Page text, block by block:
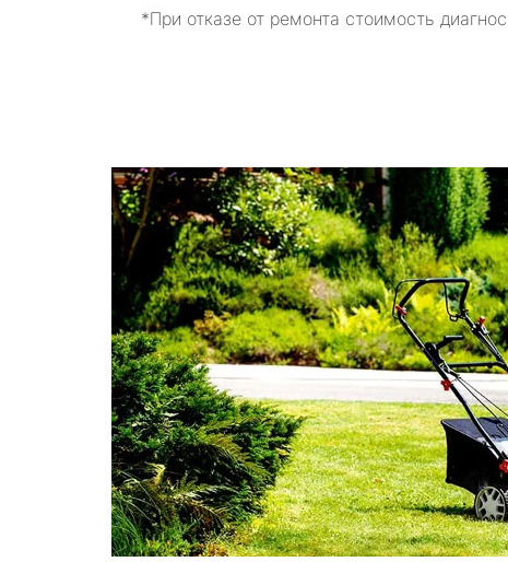
*При отказе от ремонта стоимость